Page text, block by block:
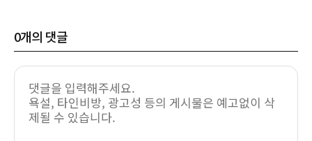
0개의 댓글